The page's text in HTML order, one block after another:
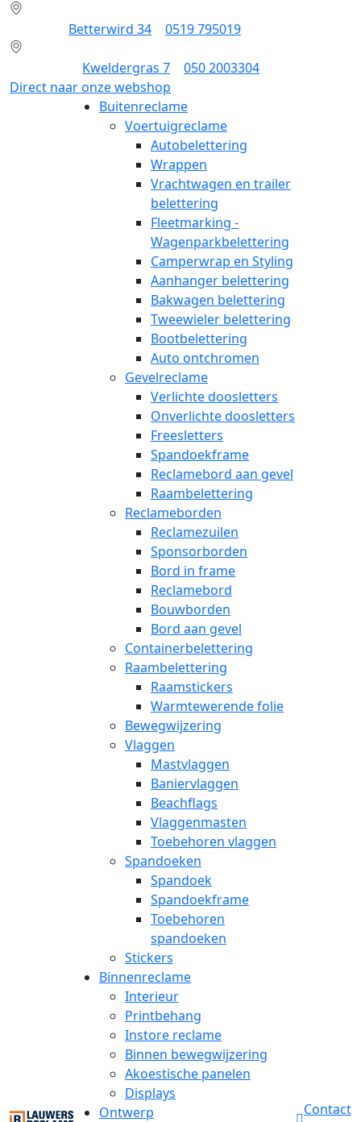
Betterwird 34 0519 795019
Kweldergras 7
050 2003304
Direct naar onze webshop
Buitenreclame
Voertuigreclame
Autobelettering
Wrappen
Vrachtwagen en trailer
belettering
Fleetmarking -
Wagenparkbelettering
Camperwrap en Styling
Aanhanger belettering
Bakwagen belettering
Tweewieler belettering
Bootbelettering
Auto ontchromen
Gevelreclame
Verlichte doosletters
Onverlichte doosletters
Freesletters
Spandoekframe
Reclamebord aan gevel
Raambelettering
Reclameborden
Reclamezuilen
Sponsorborden
Bord in frame
Reclamebord
Bouwborden
Bord aan gevel
Containerbelettering
Raambelettering
Raamstickers
Warmtewerende folie
Bewegwijzering
Vlaggen
Mastvlaggen
Baniervlaggen
Beachflags
Vlaggenmasten
Toebehoren vlaggen
Spandoeken
Spandoek
Spandoekframe
Toebehoren
spandoeken
Stickers
Binnenreclame
Interieur
Printbehang
Instore reclame
Binnen bewegwijzering
Akoestische panelen
Displays
Ontwerp
Contact